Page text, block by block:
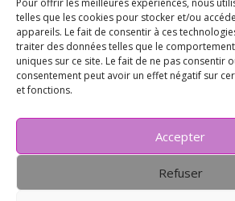
Pour offrir les meilleures expériences, nous
telles que les cookies pour stocker et/ou
appareils. Le fait de consentir à ces
traiter des données telles que le
uniques sur ce site. Le fait de ne pas consentir
consentement peut avoir un effet négatif sur
et fonctions.
Accepter
Refuser
Vous pouvez recevoir les
vous abonnant à notre